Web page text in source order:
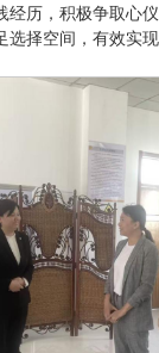
经历，积极争取心
选择空间，有效实